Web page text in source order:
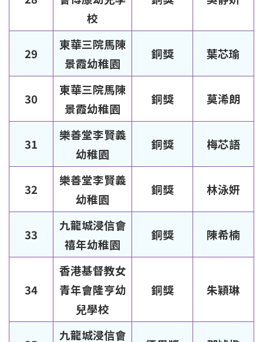
校
29
東華三院馬陳
景霞幼稚園
銅獎 葉芯瑜
30
東華三院馬陳
景霞幼稚園
銅獎 莫浠朗
31
樂善堂李賢義
幼稚園
銅獎 梅芯語
32
樂善堂李賢義
幼稚園
銅獎 林泳妍
33
九龍城浸信會
禧年幼稚園
銅獎 陳希楠
34
香港基督教女
青年會隆亨幼
兒學校
銅獎 朱穎琳
九龍城浸信會